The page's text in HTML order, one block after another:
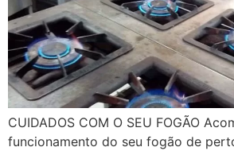
CUIDADOS COM O SEU FOGÃO
funcionamento do seu fogão de